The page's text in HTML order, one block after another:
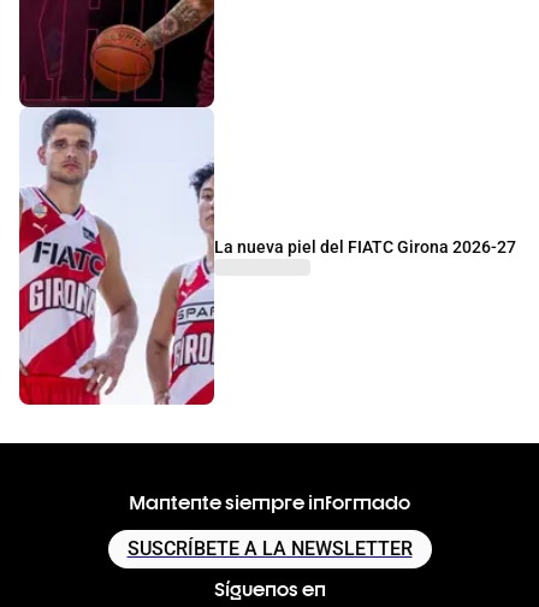
La nueva piel del FIATC Girona 2026-27
Mantente siempre informado
SUSCRÍBETE A LA NEWSLETTER
Síguenos en